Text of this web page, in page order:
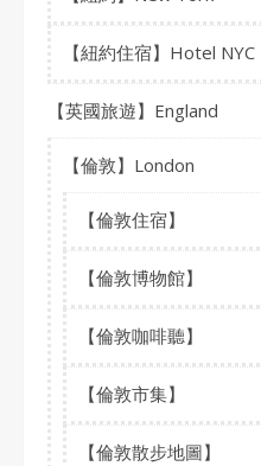
【紐約住宿】Hotel NYC
【英國旅遊】England
【倫敦】London
【倫敦住宿】
【倫敦博物館】
【倫敦咖啡聽】
【倫敦市集】
【倫敦散步地圖】